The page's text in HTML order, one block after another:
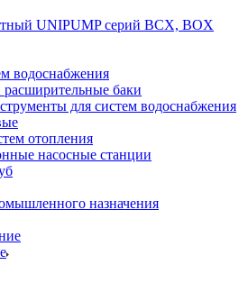
UNIPUMP серий BCX, BOX
водоснабжения
баки
для систем водоснабжения
отопления
насосные станции
назначения